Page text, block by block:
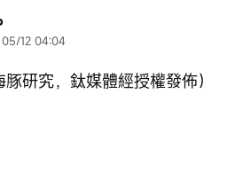
05/12 04:04
豚研究，鈦媒體經授權發佈）